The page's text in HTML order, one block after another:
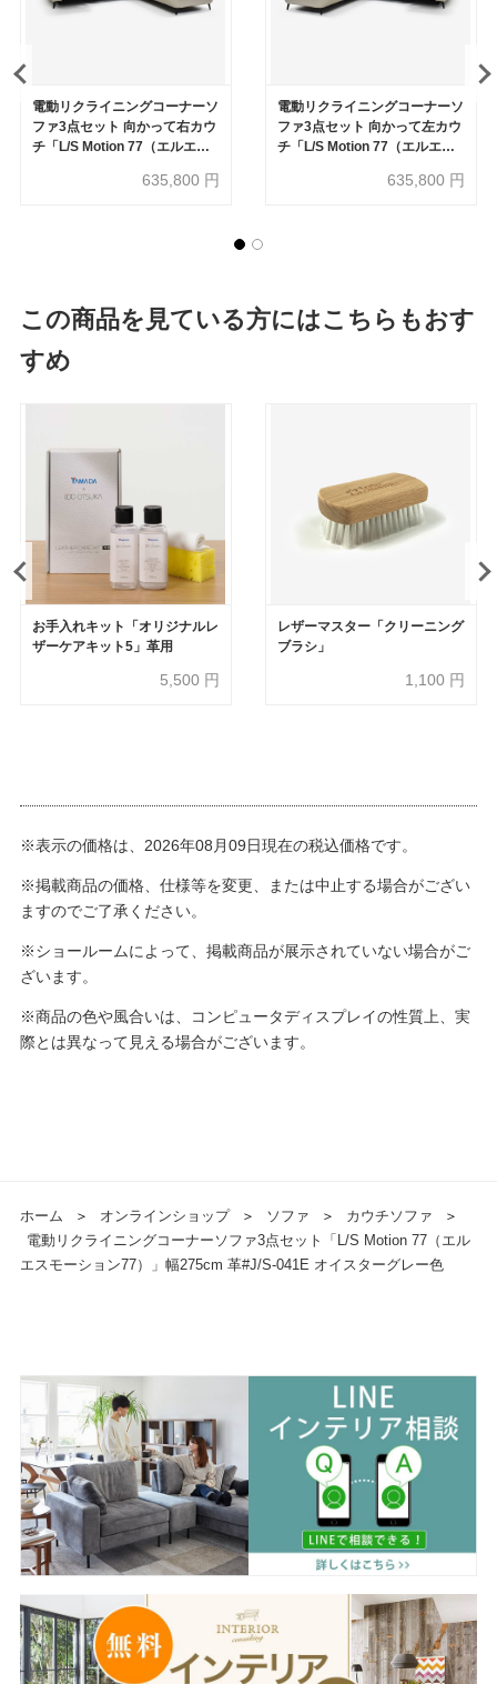
電動リクライニングコーナーソ
ファ3点セット 向かって右カウ
チ「L/S Motion 77（エルエス
#J/S-041E オイスターグレー色
635,800 円
電動リクライニングコーナーソ
ファ3点セット 向かって左カウ
チ「L/S Motion 77（エルエス
#J/S-041E オイスターグレー色
635,800 円
この商品を見ている方にはこちらもおす
すめ
お手入れキット「オリジナルレ
ザーケアキット5」革用
5,500 円
レザーマスター「クリーニング
ブラシ」
1,100 円
※表示の価格は、2026年08月09日現在の税込価格です。
※掲載商品の価格、仕様等を変更、または中止する場合がござい
ますのでご了承ください。
※ショールームによって、掲載商品が展示されていない場合がご
ざいます。
※商品の色や風合いは、コンピュータディスプレイの性質上、実
際とは異なって見える場合がございます。
ホーム ＞ オンラインショップ ＞ ソファ ＞ カウチソファ
＞
電動リクライニングコーナーソファ3点セット「L/S Motion 77（エル
エスモーション77）」幅275cm 革#J/S-041E オイスターグレー色